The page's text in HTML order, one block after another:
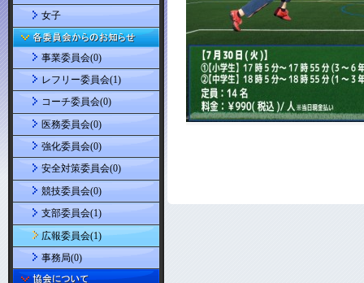
女子
事業委員会(0)
レフリー委員会(1)
コーチ委員会(0)
医務委員会(0)
強化委員会(0)
安全対策委員会(0)
競技委員会(0)
支部委員会(1)
広報委員会(1)
事務局(0)